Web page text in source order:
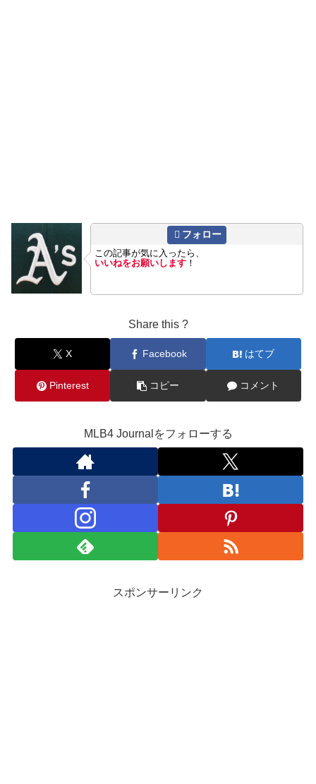
フォロー
この記事が気に入ったら、
いいねをお願いします ！
Share this ?
X Facebook はてブ
Pinterest コピー コメント
MLB4 Journalをフォローする
スポンサーリンク